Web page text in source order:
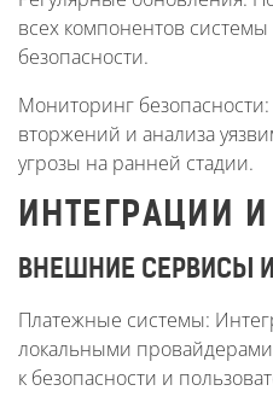
всех компонентов
безопасности.
Мониторинг
вторжений и анализа
угрозы на ранней стадии.
ИНТЕГРАЦИИ И
ВНЕШНИЕ СЕРВИСЫ
Платежные системы:
локальными
к безопасности и